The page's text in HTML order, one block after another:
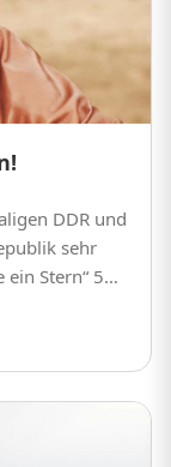
DDR und
sehr
Stern“ 50